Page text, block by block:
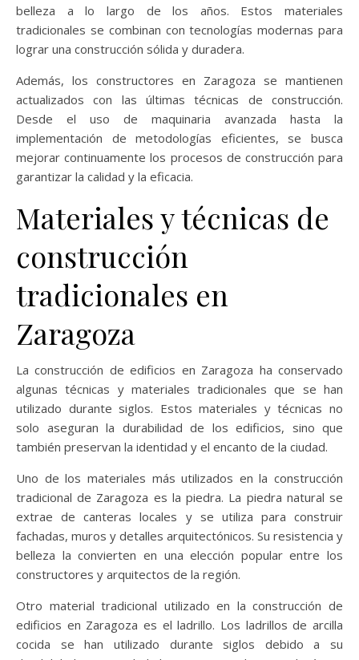
belleza a lo largo de los años. Estos materiales
tradicionales se combinan con tecnologías modernas para
lograr una construcción sólida y duradera.
Además, los constructores en Zaragoza se mantienen
actualizados con las últimas técnicas de construcción.
Desde el uso de maquinaria avanzada hasta la
implementación de metodologías eficientes, se busca
mejorar continuamente los procesos de construcción para
garantizar la calidad y la eficacia.
Materiales y técnicas de
construcción
tradicionales en
Zaragoza
La construcción de edificios en Zaragoza ha conservado
algunas técnicas y materiales tradicionales que se han
utilizado durante siglos. Estos materiales y técnicas no
solo aseguran la durabilidad de los edificios, sino que
también preservan la identidad y el encanto de la ciudad.
Uno de los materiales más utilizados en la construcción
tradicional de Zaragoza es la piedra. La piedra natural se
extrae de canteras locales y se utiliza para construir
fachadas, muros y detalles arquitectónicos. Su resistencia y
belleza la convierten en una elección popular entre los
constructores y arquitectos de la región.
Otro material tradicional utilizado en la construcción de
edificios en Zaragoza es el ladrillo. Los ladrillos de arcilla
cocida se han utilizado durante siglos debido a su